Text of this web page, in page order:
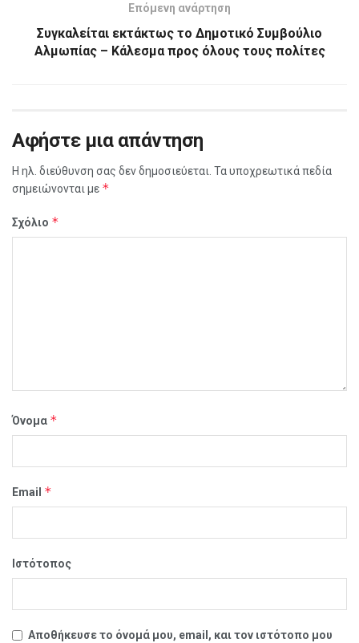
Επόμενη ανάρτηση
Συγκαλείται εκτάκτως το Δημοτικό Συμβούλιο
Αλμωπίας – Κάλεσμα προς όλους τους πολίτες
Αφήστε μια απάντηση
Η ηλ. διεύθυνση σας δεν δημοσιεύεται. Τα υποχρεωτικά πεδία
σημειώνονται με *
Σχόλιο *
Όνομα *
Email *
Ιστότοπος
Αποθήκευσε το όνομά μου, email, και τον ιστότοπο μου